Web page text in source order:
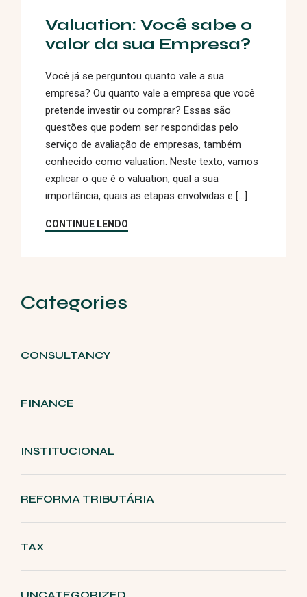
Valuation: Você sabe o
valor da sua Empresa?
Você já se perguntou quanto vale a sua
empresa? Ou quanto vale a empresa que você
pretende investir ou comprar? Essas são
questões que podem ser respondidas pelo
serviço de avaliação de empresas, também
conhecido como valuation. Neste texto, vamos
explicar o que é o valuation, qual a sua
importância, quais as etapas envolvidas e […]
CONTINUE LENDO
Categories
CONSULTANCY
FINANCE
INSTITUCIONAL
REFORMA TRIBUTÁRIA
TAX
UNCATEGORIZED